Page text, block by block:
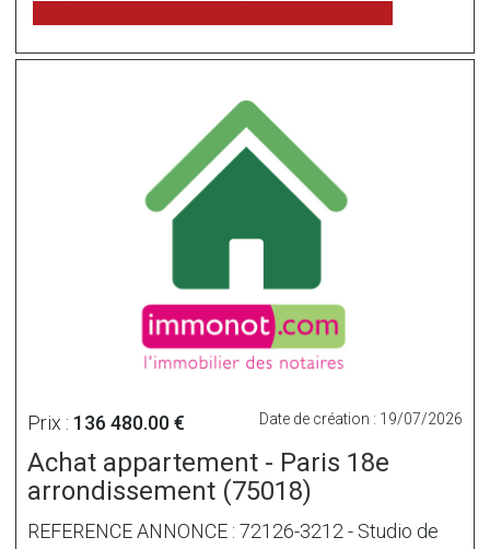
Prix : 136 480.00 € Date de création : 19/07/2026
Achat appartement - Paris 18e
arrondissement (75018)
REFERENCE ANNONCE : 72126-3212 - Studio de